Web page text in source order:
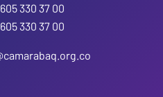
330 37 00
330 37 00